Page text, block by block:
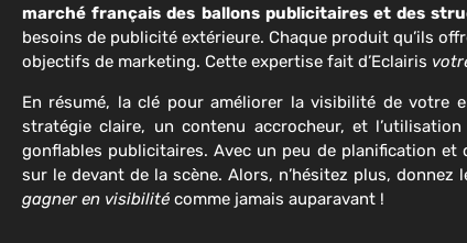
marché français des ballons publicitaires et des
besoins de publicité extérieure. Chaque produit qu’ils
objectifs de marketing. Cette expertise fait d’Eclairis
En résumé, la clé pour améliorer la visibilité de votre
stratégie claire, un contenu accrocheur, et
gonflables publicitaires. Avec un peu de planification
sur le devant de la scène. Alors, n’hésitez plus,
gagner en visibilité comme jamais auparavant !